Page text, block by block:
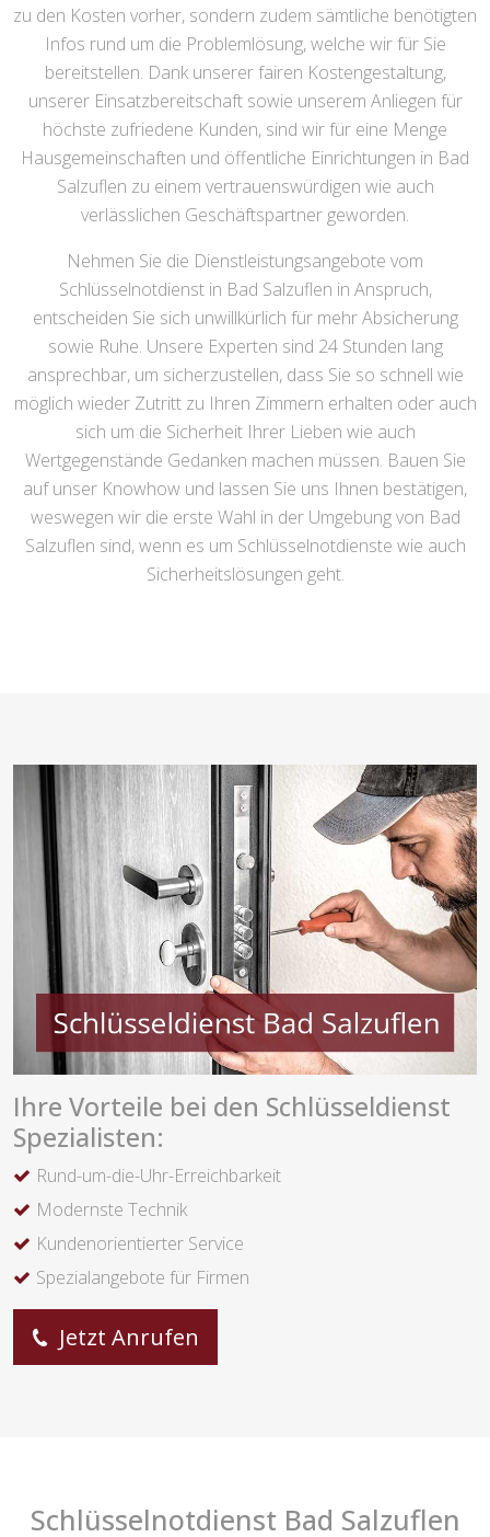
zu den Kosten vorher, sondern zudem sämtliche benötigten
Infos rund um die Problemlösung, welche wir für Sie
bereitstellen. Dank unserer fairen Kostengestaltung,
unserer Einsatzbereitschaft sowie unserem Anliegen für
höchste zufriedene Kunden, sind wir für eine Menge
Hausgemeinschaften und öffentliche Einrichtungen in Bad
Salzuflen zu einem vertrauenswürdigen wie auch
verlässlichen Geschäftspartner geworden.
Nehmen Sie die Dienstleistungsangebote vom
Schlüsselnotdienst in Bad Salzuflen in Anspruch,
entscheiden Sie sich unwillkürlich für mehr Absicherung
sowie Ruhe. Unsere Experten sind 24 Stunden lang
ansprechbar, um sicherzustellen, dass Sie so schnell wie
möglich wieder Zutritt zu Ihren Zimmern erhalten oder auch
sich um die Sicherheit Ihrer Lieben wie auch
Wertgegenstände Gedanken machen müssen. Bauen Sie
auf unser Knowhow und lassen Sie uns Ihnen bestätigen,
weswegen wir die erste Wahl in der Umgebung von Bad
Salzuflen sind, wenn es um Schlüsselnotdienste wie auch
Sicherheitslösungen geht.
Ihre Vorteile bei den Schlüsseldienst
Spezialisten:
Rund-um-die-Uhr-Erreichbarkeit
Modernste Technik
Kundenorientierter Service
Spezialangebote für Firmen
Jetzt Anrufen
Schlüsselnotdienst Bad Salzuflen